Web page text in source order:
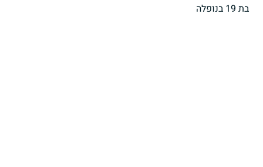
בת 19 בנופלה